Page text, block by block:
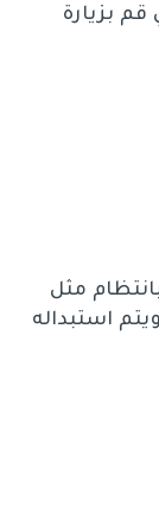
بزيارة
مثل
استبداله